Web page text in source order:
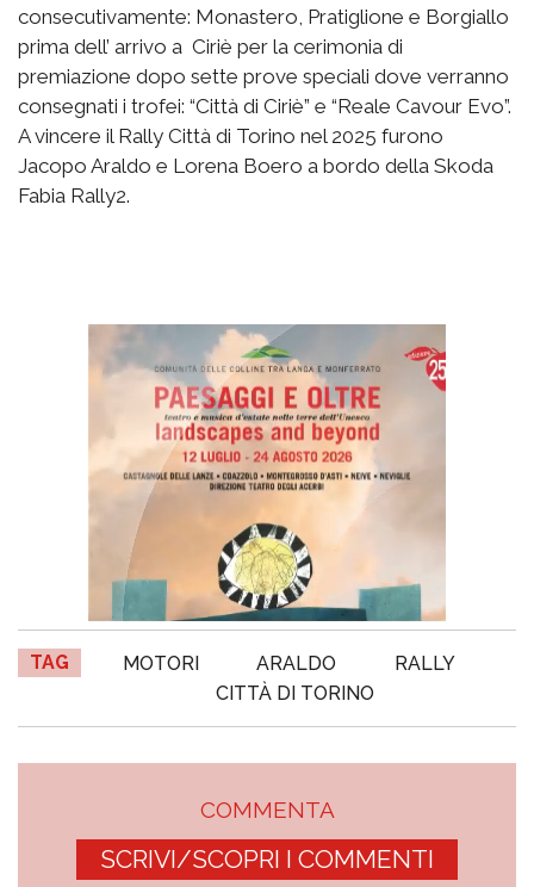
consecutivamente: Monastero, Pratiglione e Borgiallo
prima dell’ arrivo a Ciriè per la cerimonia di
premiazione dopo sette prove speciali dove verranno
consegnati i trofei: “Città di Ciriè” e “Reale Cavour Evo”.
A vincere il Rally Città di Torino nel 2025 furono
Jacopo Araldo e Lorena Boero a bordo della Skoda
Fabia Rally2.
TAG MOTORI ARALDO
RALLY
CITTÀ DI TORINO
COMMENTA
SCRIVI/SCOPRI I COMMENTI